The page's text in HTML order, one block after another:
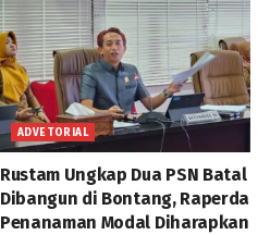
ADVETORIAL
Rustam Ungkap Dua PSN Batal
Dibangun di Bontang, Raperda
Penanaman Modal Diharapkan